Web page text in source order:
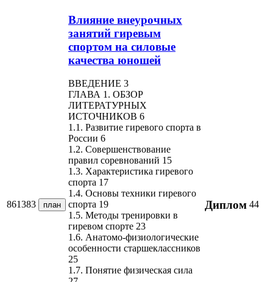
861383 план
Влияние внеурочных
занятий гиревым
спортом на силовые
качества юношей
ВВЕДЕНИЕ 3
ГЛАВА 1. ОБЗОР
ЛИТЕРАТУРНЫХ
ИСТОЧНИКОВ 6
1.1. Развитие гиревого спорта в
России 6
1.2. Совершенствование
правил соревнований 15
1.3. Характеристика гиревого
спорта 17
1.4. Основы техники гиревого
спорта 19
1.5. Методы тренировки в
гиревом спорте 23
1.6. Анатомо-физиологические
особенности старшеклассников
25
1.7. Понятие физическая сила
Диплом 44